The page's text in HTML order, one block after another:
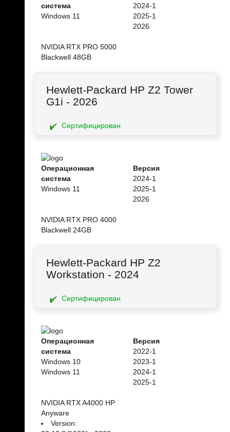
система
Windows 11
2024-1
2025-1
2026
NVIDIA RTX PRO 5000
Blackwell 48GB
Hewlett-Packard HP Z2 Tower
G1i - 2026
Сертифицирован
Операционная
система
Windows 11
Версия
2024-1
2025-1
2026
NVIDIA RTX PRO 4000
Blackwell 24GB
Hewlett-Packard HP Z2
Workstation - 2024
Сертифицирован
Операционная
система
Windows 10
Windows 11
Версия
2022-1
2023-1
2024-1
2025-1
NVIDIA RTX A4000 HP
Anyware
Version: